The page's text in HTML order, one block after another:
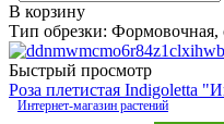
Интернет-магазин растений
В корзину
Тип обрезки: Формовочная,
Быстрый просмотр
Роза плетистая Indigoletta